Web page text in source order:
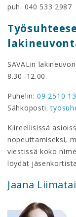
puh. 040 533 2987
SAVALin
8.30–12.00.
Puhelin:09 2510
Sähköposti:
Kiireellisissä
nopeuttamiseksi,
viestissä koko
löydät
Jaana